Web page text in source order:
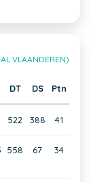
VLAANDEREN)
DT DS Ptn
522 388 41
558 67 34